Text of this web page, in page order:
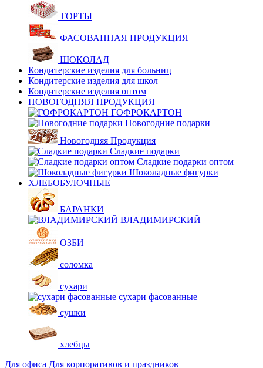
ТОРТЫ
ФАСОВАННАЯ ПРОДУКЦИЯ
ШОКОЛАД
Кондитерские изделия для больниц
Кондитерские изделия для школ
Кондитерские изделия оптом
НОВОГОДНЯЯ ПРОДУКЦИЯ
ГОФРОКАРТОН
Новогодние подарки
Новогодняя Продукция
Сладкие подарки
Сладкие подарки оптом
Шоколадные фигурки
ХЛЕБОБУЛОЧНЫЕ
БАРАНКИ
ВЛАДИМИРСКИЙ
ОЗБИ
соломка
сухари
сухари фасованные
сушки
хлебцы
Для офиса Для корпоративов и праздников